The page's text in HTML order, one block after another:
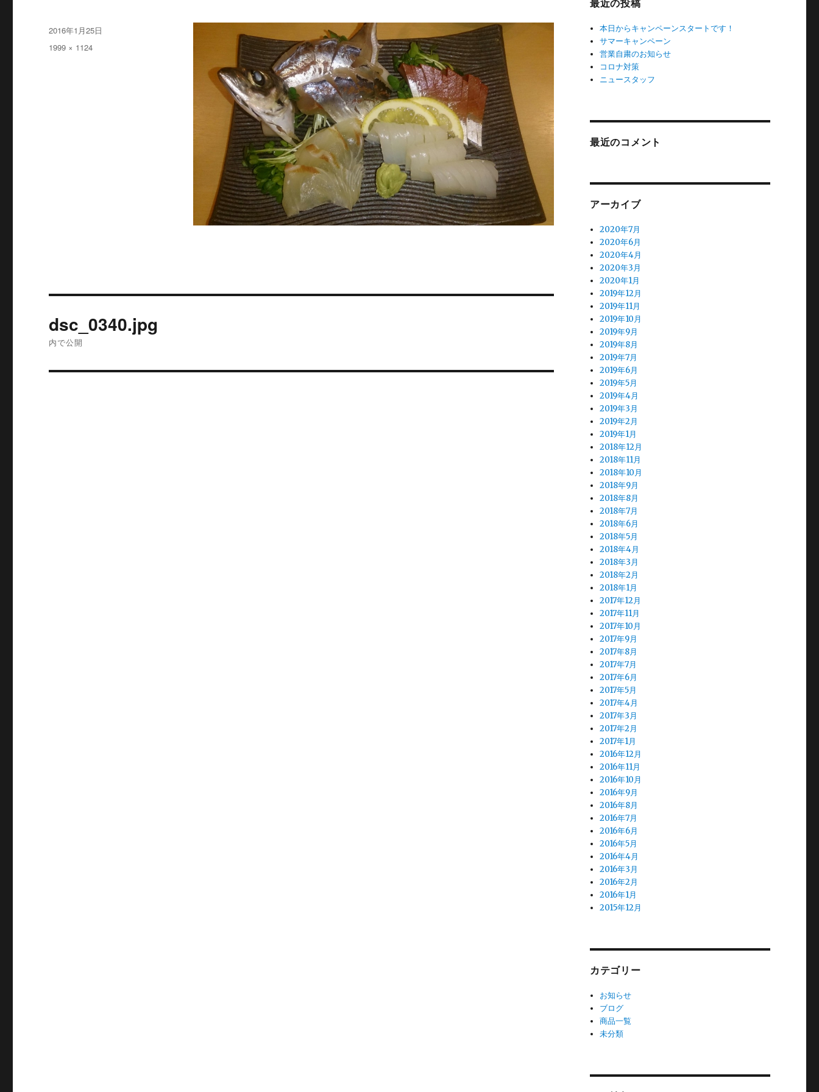
投
稿
2016年1月25日
フ
1999 × 1124
稿
dsc_0340.jpg
内で公開
本日からキャンペーンスタートです！
サマーキャンペーン
営業自粛のお知らせ
コロナ対策
ニュースタッフ
最近のコメント
アーカイブ
2020年7月
2020年6月
2020年4月
2020年3月
2020年1月
2019年12月
2019年11月
2019年10月
2019年9月
2019年8月
2019年7月
2019年6月
2019年5月
2019年4月
2019年3月
2019年2月
2019年1月
2018年12月
2018年11月
2018年10月
2018年9月
2018年8月
2018年7月
2018年6月
2018年5月
2018年4月
2018年3月
2018年2月
2018年1月
2017年12月
2017年11月
2017年10月
2017年9月
2017年8月
2017年7月
2017年6月
2017年5月
2017年4月
2017年3月
2017年2月
2017年1月
2016年12月
2016年11月
2016年10月
2016年9月
2016年8月
2016年7月
2016年6月
2016年5月
2016年4月
2016年3月
2016年2月
2016年1月
2015年12月
カテゴリー
お知らせ
ブログ
商品一覧
未分類